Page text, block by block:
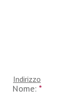
Indirizzo
Nome: *